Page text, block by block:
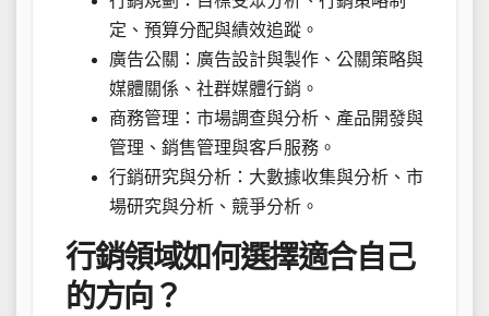
定、預算分配與績效追蹤。
廣告公關：廣告設計與製作、公關策略與
媒體關係、社群媒體行銷。
商務管理：市場調查與分析、產品開發與
管理、銷售管理與客戶服務。
行銷研究與分析：大數據收集與分析、市
場研究與分析、競爭分析。
行銷領域如何選擇適合自己
的方向？